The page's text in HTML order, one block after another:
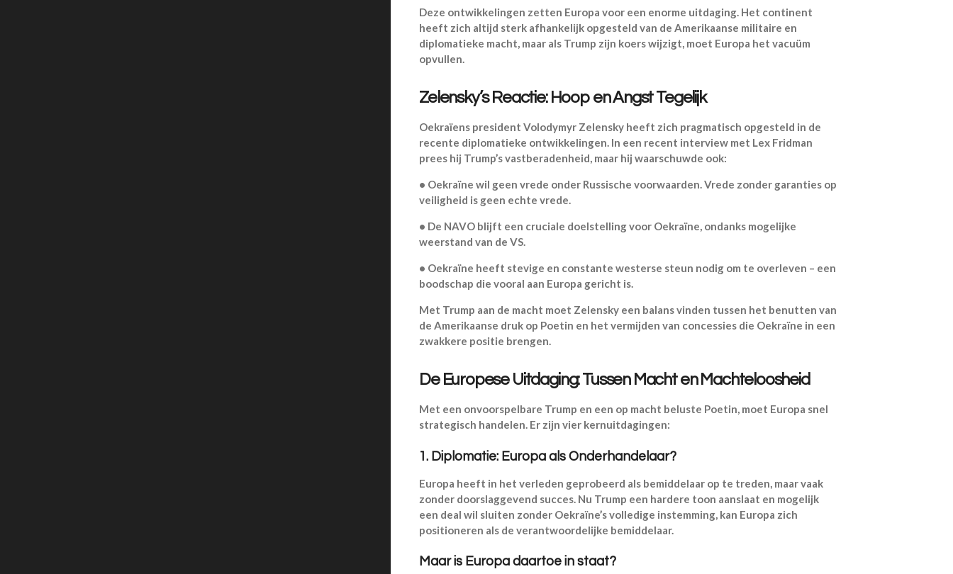
Deze ontwikkelingen zetten Europa voor een enorme uitdaging. Het continent
heeft zich altijd sterk afhankelijk opgesteld van de Amerikaanse militaire en
diplomatieke macht, maar als Trump zijn koers wijzigt, moet Europa het vacuüm
opvullen.
Zelensky’s Reactie: Hoop en Angst Tegelijk
Oekraïens president Volodymyr Zelensky heeft zich pragmatisch opgesteld in de
recente diplomatieke ontwikkelingen. In een recent interview met Lex Fridman
prees hij Trump’s vastberadenheid, maar hij waarschuwde ook:
• Oekraïne wil geen vrede onder Russische voorwaarden. Vrede zonder garanties op
veiligheid is geen echte vrede.
• De NAVO blijft een cruciale doelstelling voor Oekraïne, ondanks mogelijke
weerstand van de VS.
• Oekraïne heeft stevige en constante westerse steun nodig om te overleven – een
boodschap die vooral aan Europa gericht is.
Met Trump aan de macht moet Zelensky een balans vinden tussen het benutten van
de Amerikaanse druk op Poetin en het vermijden van concessies die Oekraïne in een
zwakkere positie brengen.
De Europese Uitdaging: Tussen Macht en Machteloosheid
Met een onvoorspelbare Trump en een op macht beluste Poetin, moet Europa snel
strategisch handelen. Er zijn vier kernuitdagingen:
1. Diplomatie: Europa als Onderhandelaar?
Europa heeft in het verleden geprobeerd als bemiddelaar op te treden, maar vaak
zonder doorslaggevend succes. Nu Trump een hardere toon aanslaat en mogelijk
een deal wil sluiten zonder Oekraïne’s volledige instemming, kan Europa zich
positioneren als de verantwoordelijke bemiddelaar.
Maar is Europa daartoe in staat?